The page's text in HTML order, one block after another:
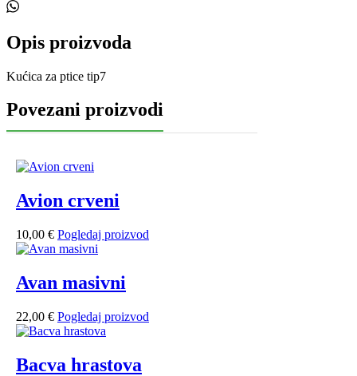
Opis proizvoda
Kućica za ptice tip7
Povezani proizvodi
Avion crveni
10,00 € Pogledaj proizvod
Avan masivni
22,00 € Pogledaj proizvod
Bacva hrastova